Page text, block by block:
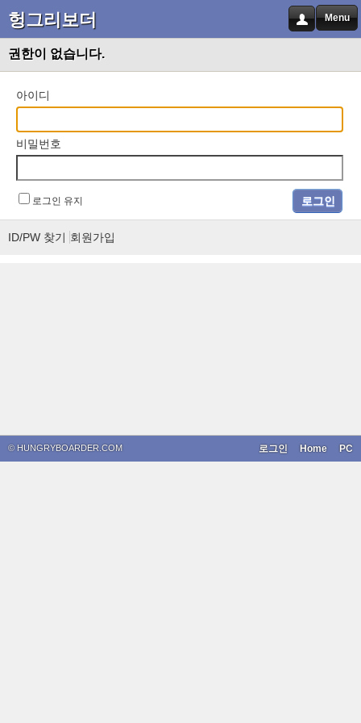
헝그리보더 Menu
권한이 없습니다.
아이디
비밀번호
로그인 유지
ID/PW 찾기 회원가입
© HUNGRYBOARDER.COM PC
Home
로그인